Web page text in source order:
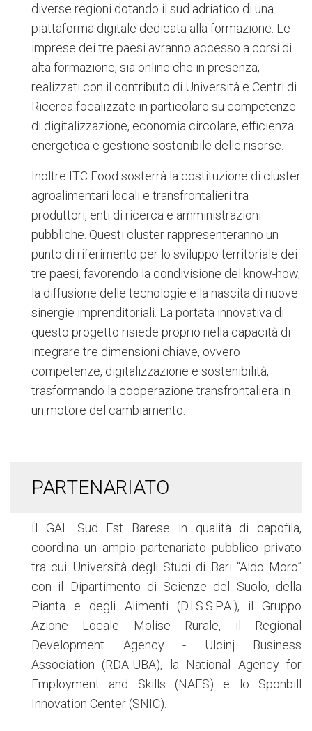
diverse regioni dotando il sud adriatico di una
piattaforma digitale dedicata alla formazione. Le
imprese dei tre paesi avranno accesso a corsi di
alta formazione, sia online che in presenza,
realizzati con il contributo di Università e Centri di
Ricerca focalizzate in particolare su competenze
di digitalizzazione, economia circolare, efficienza
energetica e gestione sostenibile delle risorse.
Inoltre ITC Food sosterrà la costituzione di cluster
agroalimentari locali e transfrontalieri tra
produttori, enti di ricerca e amministrazioni
pubbliche. Questi cluster rappresenteranno un
punto di riferimento per lo sviluppo territoriale dei
tre paesi, favorendo la condivisione del know-how,
la diffusione delle tecnologie e la nascita di nuove
sinergie imprenditoriali. La portata innovativa di
questo progetto risiede proprio nella capacità di
integrare tre dimensioni chiave, ovvero
competenze, digitalizzazione e sostenibilità,
trasformando la cooperazione transfrontaliera in
un motore del cambiamento.
PARTENARIATO
Il GAL Sud Est Barese in qualità di capofila,
coordina un ampio partenariato pubblico privato
tra cui Università degli Studi di Bari “Aldo Moro”
con il Dipartimento di Scienze del Suolo, della
Pianta e degli Alimenti (D.I.S.S.P.A.), il Gruppo
Azione Locale Molise Rurale, il Regional
Development Agency - Ulcinj Business
Association (RDA-UBA), la National Agency for
Employment and Skills (NAES) e lo Sponbill
Innovation Center (SNIC).